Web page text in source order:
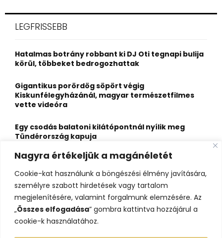
Nagyra értékeljük a magánéletét
Cookie-kat használunk a böngészési élmény javítására,
személyre szabott hirdetések vagy tartalom
megjelenítésére, valamint forgalmunk elemzésére. Az
„Összes elfogadása” gombra kattintva hozzájárul a
cookie-k használatához.
h
o
r
LEGFRISSEBB
Hatalmas botrány robbant ki DJ Oti tegnapi bulija
körül, többeket bedrogozhattak
Gigantikus porördög söpört végig
Kiskunfélegyházánál, magyar természetfilmes
vette videóra
Egy csodás balatoni kilátópontnál nyílik meg
Tündérország kapuja
A nagybaracskai halfőző, akit egyszerűbb volt
örökös bajnokká avatni, mint legyőzni
10 érdekesség a hosszú útra készülő gólyákról